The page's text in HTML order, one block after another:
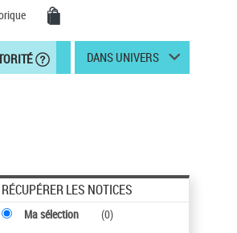
DANS UNIVERS
RÉCUPÉRER LES NOTICES
Ma sélection (0)